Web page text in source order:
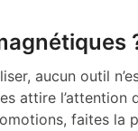
aucun outil
attire l’attention
faites la